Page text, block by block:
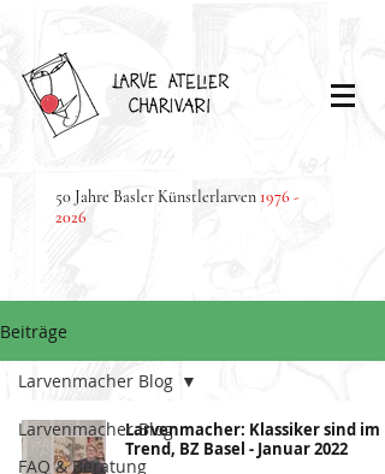
50 Jahre Basler Künstlerlarven 1976 -
2026
Beiträge
Larvenmacher Blog
FAQ & Beratung
Larvenmacher Blog
Larvenmacher: Klassiker sind im
Trend, BZ Basel - Januar 2022